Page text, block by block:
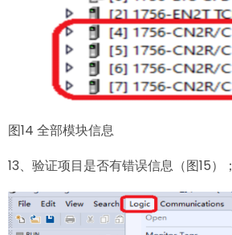
图14 全部模块信息
13、验证项目是否有错误信息（图15）；